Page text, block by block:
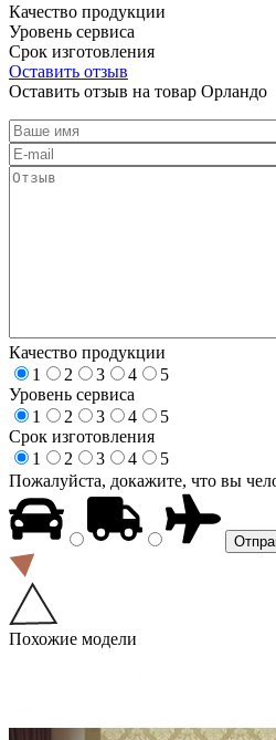
Качество продукции
Уровень сервиса
Срок изготовления
Оставить отзыв
Оставить отзыв на товар Орландо
Качество продукции
1
2 3 4
5
Уровень сервиса
1
2 3 4
5
Срок изготовления
1
2 3 4
5
Пожалуйста, докажите, что вы
Похожие модели